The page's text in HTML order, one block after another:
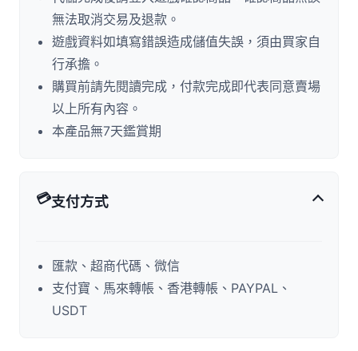
無法取消交易及退款。
遊戲資料如填寫錯誤造成儲值失誤，須由買家自
行承擔。
購買前請先閱讀完成，付款完成即代表同意賣場
以上所有內容。
本產品無7天鑑賞期
💳支付方式
匯款、超商代碼、微信
支付寶、馬來轉帳、香港轉帳、PAYPAL、
USDT